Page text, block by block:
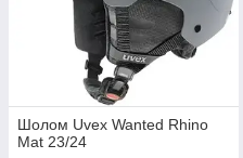
Шолом Uvex Wanted Rhino
Mat 23/24